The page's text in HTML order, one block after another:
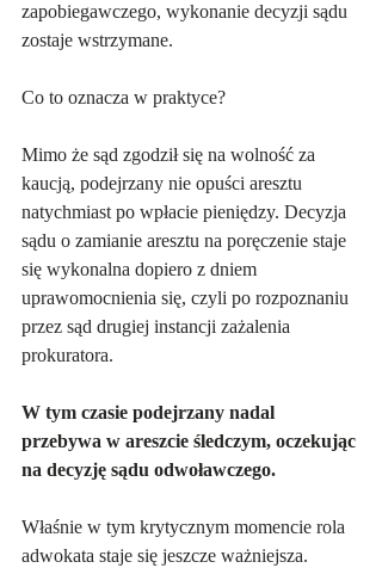
zapobiegawczego, wykonanie decyzji sądu
zostaje wstrzymane.
Co to oznacza w praktyce?
Mimo że sąd zgodził się na wolność za
kaucją, podejrzany nie opuści aresztu
natychmiast po wpłacie pieniędzy. Decyzja
sądu o zamianie aresztu na poręczenie staje
się wykonalna dopiero z dniem
uprawomocnienia się, czyli po rozpoznaniu
przez sąd drugiej instancji zażalenia
prokuratora.
W tym czasie podejrzany nadal
przebywa w areszcie śledczym, oczekując
na decyzję sądu odwoławczego.
Właśnie w tym krytycznym momencie rola
adwokata staje się jeszcze ważniejsza.